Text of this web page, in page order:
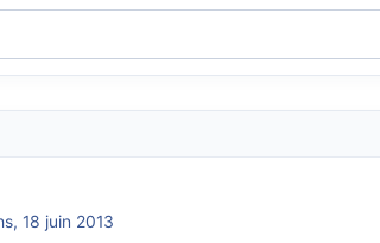
18 juin 2013